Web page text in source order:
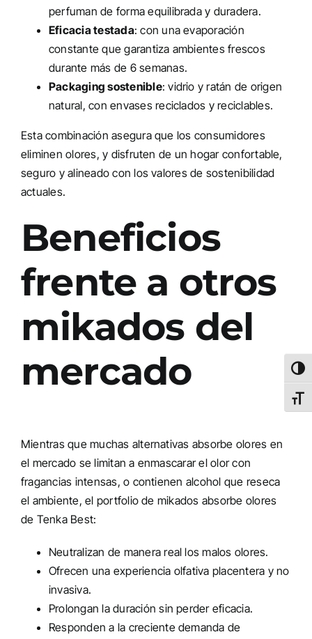
perfuman de forma equilibrada y duradera.
Eficacia testada: con una evaporación
constante que garantiza ambientes frescos
durante más de 6 semanas.
Packaging sostenible: vidrio y ratán de origen
natural, con envases reciclados y reciclables.
Esta combinación asegura que los consumidores
eliminen olores, y disfruten de un hogar confortable,
seguro y alineado con los valores de sostenibilidad
actuales.
Beneficios
frente a otros
mikados del
mercado
Mientras que muchas alternativas absorbe olores en
el mercado se limitan a enmascarar el olor con
fragancias intensas, o contienen alcohol que reseca
el ambiente, el portfolio de mikados absorbe olores
de Tenka Best:
Neutralizan de manera real los malos olores.
Ofrecen una experiencia olfativa placentera y no
invasiva.
Prolongan la duración sin perder eficacia.
Responden a la creciente demanda de